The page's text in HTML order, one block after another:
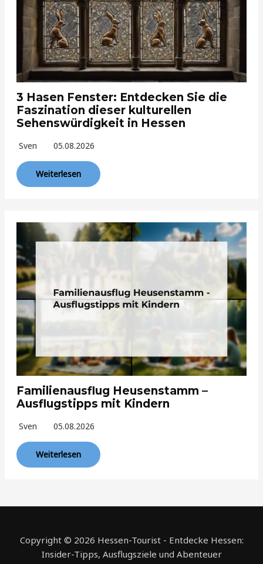
3 Hasen Fenster: Entdecken Sie die
Faszination dieser kulturellen
Sehenswürdigkeit in Hessen
Sven 05.08.2026
Weiterlesen
Familienausflug Heusenstamm –
Ausflugstipps mit Kindern
Sven 05.08.2026
Weiterlesen
Copyright © 2026 Hessen-Tourist - Entdecke Hessen:
Insider-Tipps, Ausflugsziele und Abenteuer